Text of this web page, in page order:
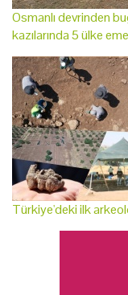
Osmanlı devrinden
kazılarında 5 ülke
Türkiye'deki ilk